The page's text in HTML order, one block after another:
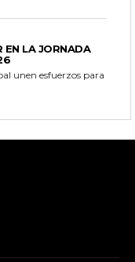
EN LA JORNADA